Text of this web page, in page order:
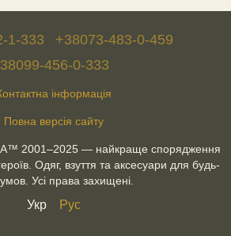
1-333
+38073-483-0-459
456-0-333
інформація
Повна версія сайту
2001–2025 — найкраще спорядження
Одяг, взуття та аксесуари для будь-
Усі права захищені.
Укр Рус